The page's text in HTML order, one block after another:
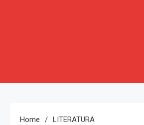
Home LITERATURA